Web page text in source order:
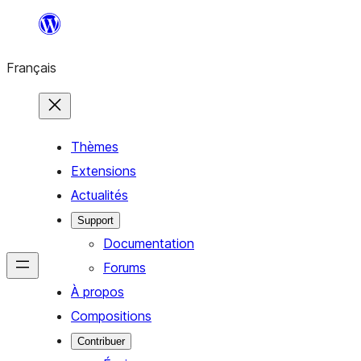
contenu
Français
Thèmes
Extensions
Actualités
Support
Documentation
Forums
À propos
Compositions
Contribuer